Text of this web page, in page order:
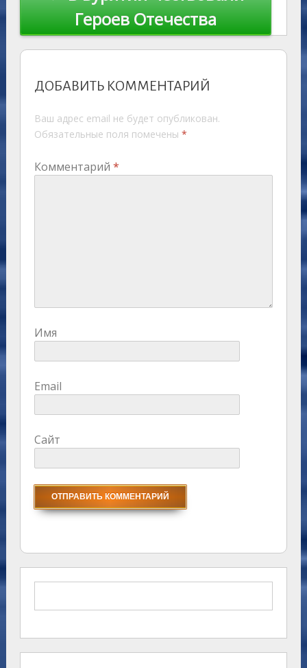
Героев Отечества
ДОБАВИТЬ КОММЕНТАРИЙ
Ваш адрес email не будет опубликован.
Обязательные поля помечены *
Комментарий *
Имя
Email
Сайт